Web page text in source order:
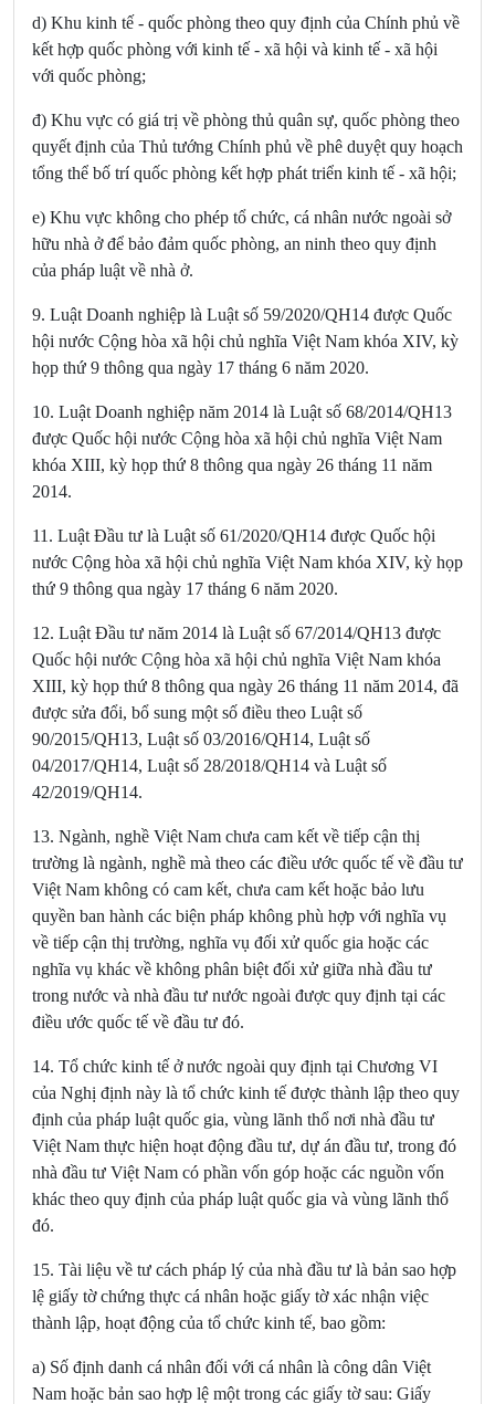
d) Khu kinh tế - quốc phòng theo quy định của Chính phủ về
kết hợp quốc phòng với kinh tế - xã hội và kinh tế - xã hội
với quốc phòng;
đ) Khu vực có giá trị về phòng thủ quân sự, quốc phòng theo
quyết định của Thủ tướng Chính phủ về phê duyệt quy hoạch
tổng thể bố trí quốc phòng kết hợp phát triển kinh tế - xã hội;
e) Khu vực không cho phép tổ chức, cá nhân nước ngoài sở
hữu nhà ở để bảo đảm quốc phòng, an ninh theo quy định
của pháp luật về nhà ở.
9. Luật Doanh nghiệp là Luật số 59/2020/QH14 được Quốc
hội nước Cộng hòa xã hội chủ nghĩa Việt Nam khóa XIV, kỳ
họp thứ 9 thông qua ngày 17 tháng 6 năm 2020.
10. Luật Doanh nghiệp năm 2014 là Luật số 68/2014/QH13
được Quốc hội nước Cộng hòa xã hội chủ nghĩa Việt Nam
khóa XIII, kỳ họp thứ 8 thông qua ngày 26 tháng 11 năm
2014.
11. Luật Đầu tư là Luật số 61/2020/QH14 được Quốc hội
nước Cộng hòa xã hội chủ nghĩa Việt Nam khóa XIV, kỳ họp
thứ 9 thông qua ngày 17 tháng 6 năm 2020.
12. Luật Đầu tư năm 2014 là Luật số 67/2014/QH13 được
Quốc hội nước Cộng hòa xã hội chủ nghĩa Việt Nam khóa
XIII, kỳ họp thứ 8 thông qua ngày 26 tháng 11 năm 2014, đã
được sửa đổi, bổ sung một số điều theo Luật số
90/2015/QH13, Luật số 03/2016/QH14, Luật số
04/2017/QH14, Luật số 28/2018/QH14 và Luật số
42/2019/QH14.
13. Ngành, nghề Việt Nam chưa cam kết về tiếp cận thị
trường là ngành, nghề mà theo các điều ước quốc tế về đầu tư
Việt Nam không có cam kết, chưa cam kết hoặc bảo lưu
quyền ban hành các biện pháp không phù hợp với nghĩa vụ
về tiếp cận thị trường, nghĩa vụ đối xử quốc gia hoặc các
nghĩa vụ khác về không phân biệt đối xử giữa nhà đầu tư
trong nước và nhà đầu tư nước ngoài được quy định tại các
điều ước quốc tế về đầu tư đó.
14. Tổ chức kinh tế ở nước ngoài quy định tại Chương VI
của Nghị định này là tổ chức kinh tế được thành lập theo quy
định của pháp luật quốc gia, vùng lãnh thổ nơi nhà đầu tư
Việt Nam thực hiện hoạt động đầu tư, dự án đầu tư, trong đó
nhà đầu tư Việt Nam có phần vốn góp hoặc các nguồn vốn
khác theo quy định của pháp luật quốc gia và vùng lãnh thổ
đó.
15. Tài liệu về tư cách pháp lý của nhà đầu tư là bản sao hợp
lệ giấy tờ chứng thực cá nhân hoặc giấy tờ xác nhận việc
thành lập, hoạt động của tổ chức kinh tế, bao gồm:
a) Số định danh cá nhân đối với cá nhân là công dân Việt
Nam hoặc bản sao hợp lệ một trong các giấy tờ sau: Giấy